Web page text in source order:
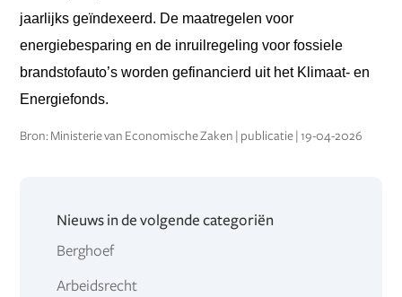
jaarlijks geïndexeerd. De maatregelen voor
energiebesparing en de inruilregeling voor fossiele
brandstofauto’s worden gefinancierd uit het Klimaat- en
Energiefonds.
Bron: Ministerie van Economische Zaken | publicatie | 19-04-2026
Nieuws in de volgende categoriën
Berghoef
Arbeidsrecht